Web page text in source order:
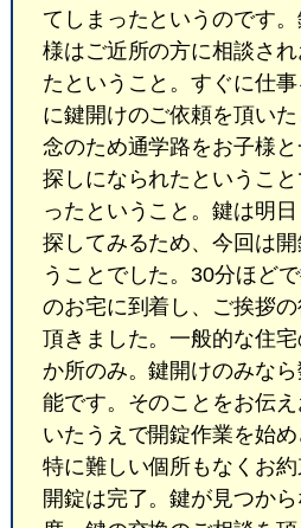
てしまったというのです
様はご近所の方に相談さ
たということ。すぐに仕
に鍵開けのご依頼を頂いた
念のため通学路をお子様
探しになられたというこ
ったということ。鍵は明
探してみるため、今回は
うことでした。30分ほど
のお宅に到着し、ご挨拶
頂きました。一般的な住
か所のみ。鍵開けのみな
能です。そのことをお伝
いたうえで開錠作業を始め
特に難しい個所もなくお
開錠は完了。鍵が見つか